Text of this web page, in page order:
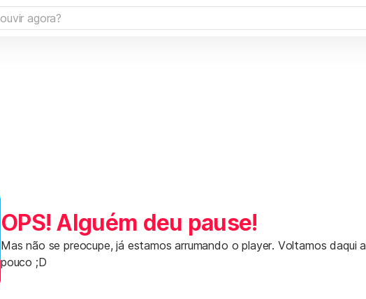
OPS! Alguém deu pause!
Mas não se preocupe, já estamos arrumando o player. Voltamos daqui a
pouco ;D